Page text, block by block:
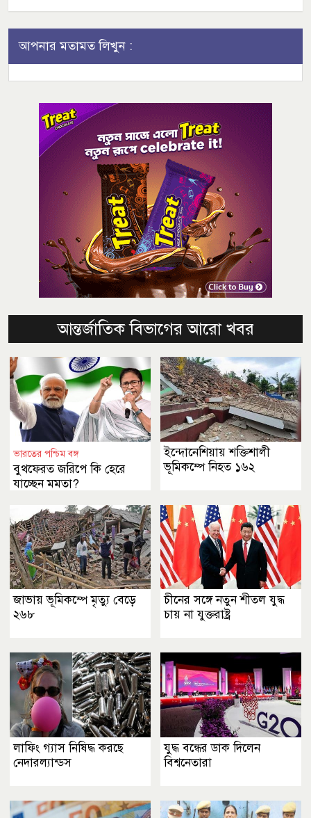
আপনার মতামত লিখুন :
আন্তর্জাতিক বিভাগের আরো খবর
ভারতের পশ্চিম বঙ্গ
বুথফেরত জরিপে কি হেরে
যাচ্ছেন মমতা?
ইন্দোনেশিয়ায় শক্তিশালী
ভূমিকম্পে নিহত ১৬২
জাভায় ভূমিকম্পে মৃত্যু বেড়ে
২৬৮
চীনের সঙ্গে নতুন শীতল যুদ্ধ
চায় না যুক্তরাষ্ট্র
লাফিং গ্যাস নিষিদ্ধ করছে
নেদারল্যান্ডস
যুদ্ধ বন্ধের ডাক দিলেন
বিশ্বনেতারা